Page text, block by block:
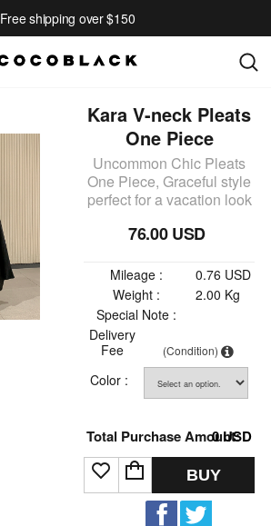
Free shipping over $150
Kara V-neck Pleats
One Piece
Uncommon Chic Pleats
One Piece, Graceful style
perfect for a vacation look
76.00 USD
Mileage :
0.76 USD
Weight :
2.00 Kg
Special Note :
Delivery
Fee
(Condition)
Color :
Total Purchase Amount:
0USD
BUY